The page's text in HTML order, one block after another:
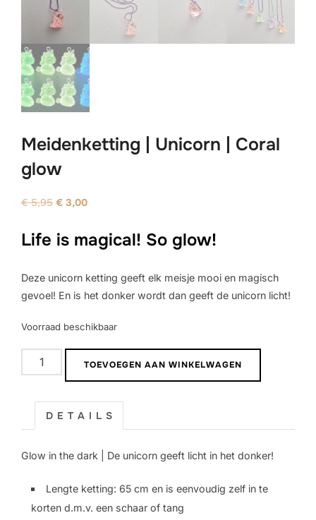
Meidenketting | Unicorn | Coral
glow
€5,95 Oorspronkelijke
was:
€ 3,00Huidige
is:
Life is magical! So glow!
Deze unicorn ketting geeft elk meisje mooi en magisch
gevoel! En is het donker wordt dan geeft de unicorn licht!
Voorraad beschikbaar
Meidenketting
|
Coral
aantal
TOEVOEGEN AAN WINKELWAGEN
D E T A I L S
Glow in the dark | De unicorn geeft licht in het donker!
Lengte ketting: 65 cm en is eenvoudig zelf in te
korten d.m.v. een schaar of tang